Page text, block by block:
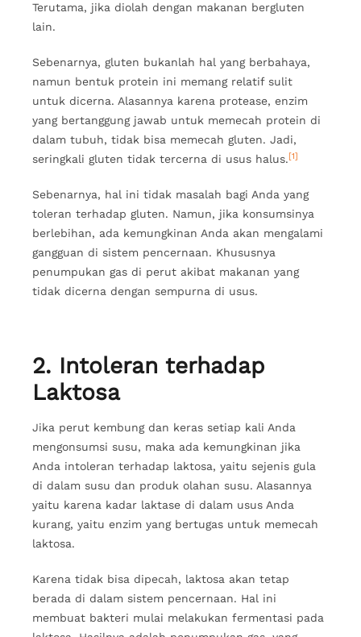
Terutama, jika diolah dengan makanan bergluten
lain.
Sebenarnya, gluten bukanlah hal yang berbahaya,
namun bentuk protein ini memang relatif sulit
untuk dicerna. Alasannya karena protease, enzim
yang bertanggung jawab untuk memecah protein di
dalam tubuh, tidak bisa memecah gluten. Jadi,
seringkali gluten tidak tercerna di usus halus.[1]
Sebenarnya, hal ini tidak masalah bagi Anda yang
toleran terhadap gluten. Namun, jika konsumsinya
berlebihan, ada kemungkinan Anda akan mengalami
gangguan di sistem pencernaan. Khususnya
penumpukan gas di perut akibat makanan yang
tidak dicerna dengan sempurna di usus.
2. Intoleran terhadap
Laktosa
Jika perut kembung dan keras setiap kali Anda
mengonsumsi susu, maka ada kemungkinan jika
Anda intoleran terhadap laktosa, yaitu sejenis gula
di dalam susu dan produk olahan susu. Alasannya
yaitu karena kadar laktase di dalam usus Anda
kurang, yaitu enzim yang bertugas untuk memecah
laktosa.
Karena tidak bisa dipecah, laktosa akan tetap
berada di dalam sistem pencernaan. Hal ini
membuat bakteri mulai melakukan fermentasi pada